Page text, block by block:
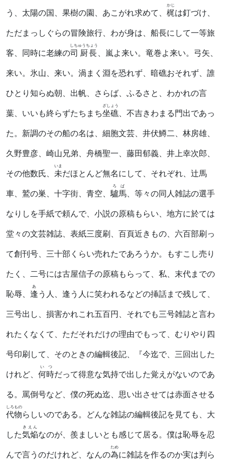
う、太陽の国、果樹の園、あこがれ求めて、 梶
かじ
は釘づけ、
ただまっしぐらの冒険旅行、わが身は、船長にして一等旅
客、同時に老練の司厨長
しちゅうちょう
、嵐よ来い。竜巻よ来い。弓矢、
来い。氷山、来い。渦まく淵を恐れず、暗礁おそれず、誰
ひとり知らぬ朝、出帆、さらば、ふるさと、わかれの言
葉、いいも終らずたちまち坐礁
ざしょう
、不吉きわまる門出であっ
た。新調のその船の名は、細胞文芸、井伏鱒二、林房雄、
久野豊彦、崎山兄弟、舟橋聖一、藤田郁義、井上幸次郎、
その他数氏、 未
いま
だほとんど無名にして、それぞれ、辻馬
車、鷲の巣、十字街、青空、驢馬
ろば
、等々の同人雑誌の選手
なりしを手紙で頼んで、小説の原稿もらい、地方に於ては
堂々の文芸雑誌、表紙三度刷、百頁近きもの、六百部刷っ
て創刊号、三十部くらい売れたであろうか。もすこし売り
たく、二号には古屋信子の原稿もらって、私、末代までの
恥辱、 逢
あ
う人、逢う人に笑われるなどの挿話まで残して、
三号出し、損害かれこれ五百円、それでも三号雑誌と言わ
れたくなくて、ただそれだけの理由でもって、むりやり四
号印刷して、そのときの編輯後記、『今迄で、三回出した
けれど、 何時
いつ
だって得意な気持で出した覚えがないのであ
る。罵倒号など、僕の死ぬ迄、思い出させては赤面させる
代物
しろもの
らしいのである。どんな雑誌の編輯後記を見ても、大
した気焔
きえん
なのが、羨ましいとも感じて居る。僕は恥辱を忍
んで言うのだけれど、なんの為
ため
に雑誌を作るのか実は判ら